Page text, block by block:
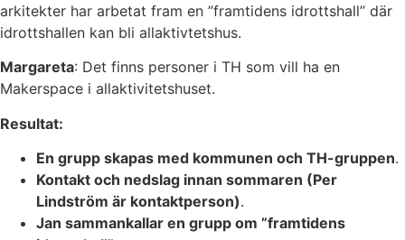
arkitekter har arbetat fram en ”framtidens idrottshall” där
idrottshallen kan bli allaktivtetshus.
Margareta: Det finns personer i TH som vill ha en
Makerspace i allaktivitetshuset.
Resultat:
En grupp skapas med kommunen och TH-gruppen.
Kontakt och nedslag innan sommaren (Per
Lindström är kontaktperson).
Jan sammankallar en grupp om ”framtidens